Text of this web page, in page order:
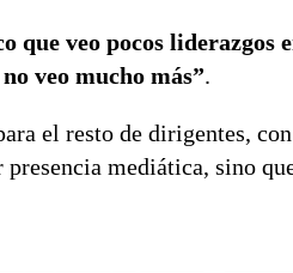
que veo pocos
veo mucho más”.
el resto de dirigentes,
mediática, sino